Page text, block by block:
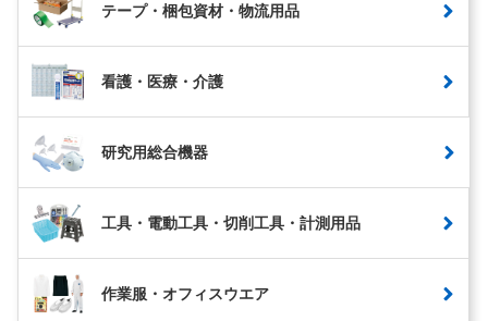
テープ・梱包資材・物流用品
看護・医療・介護
研究用総合機器
工具・電動工具・切削工具・計測用品
作業服・オフィスウエア